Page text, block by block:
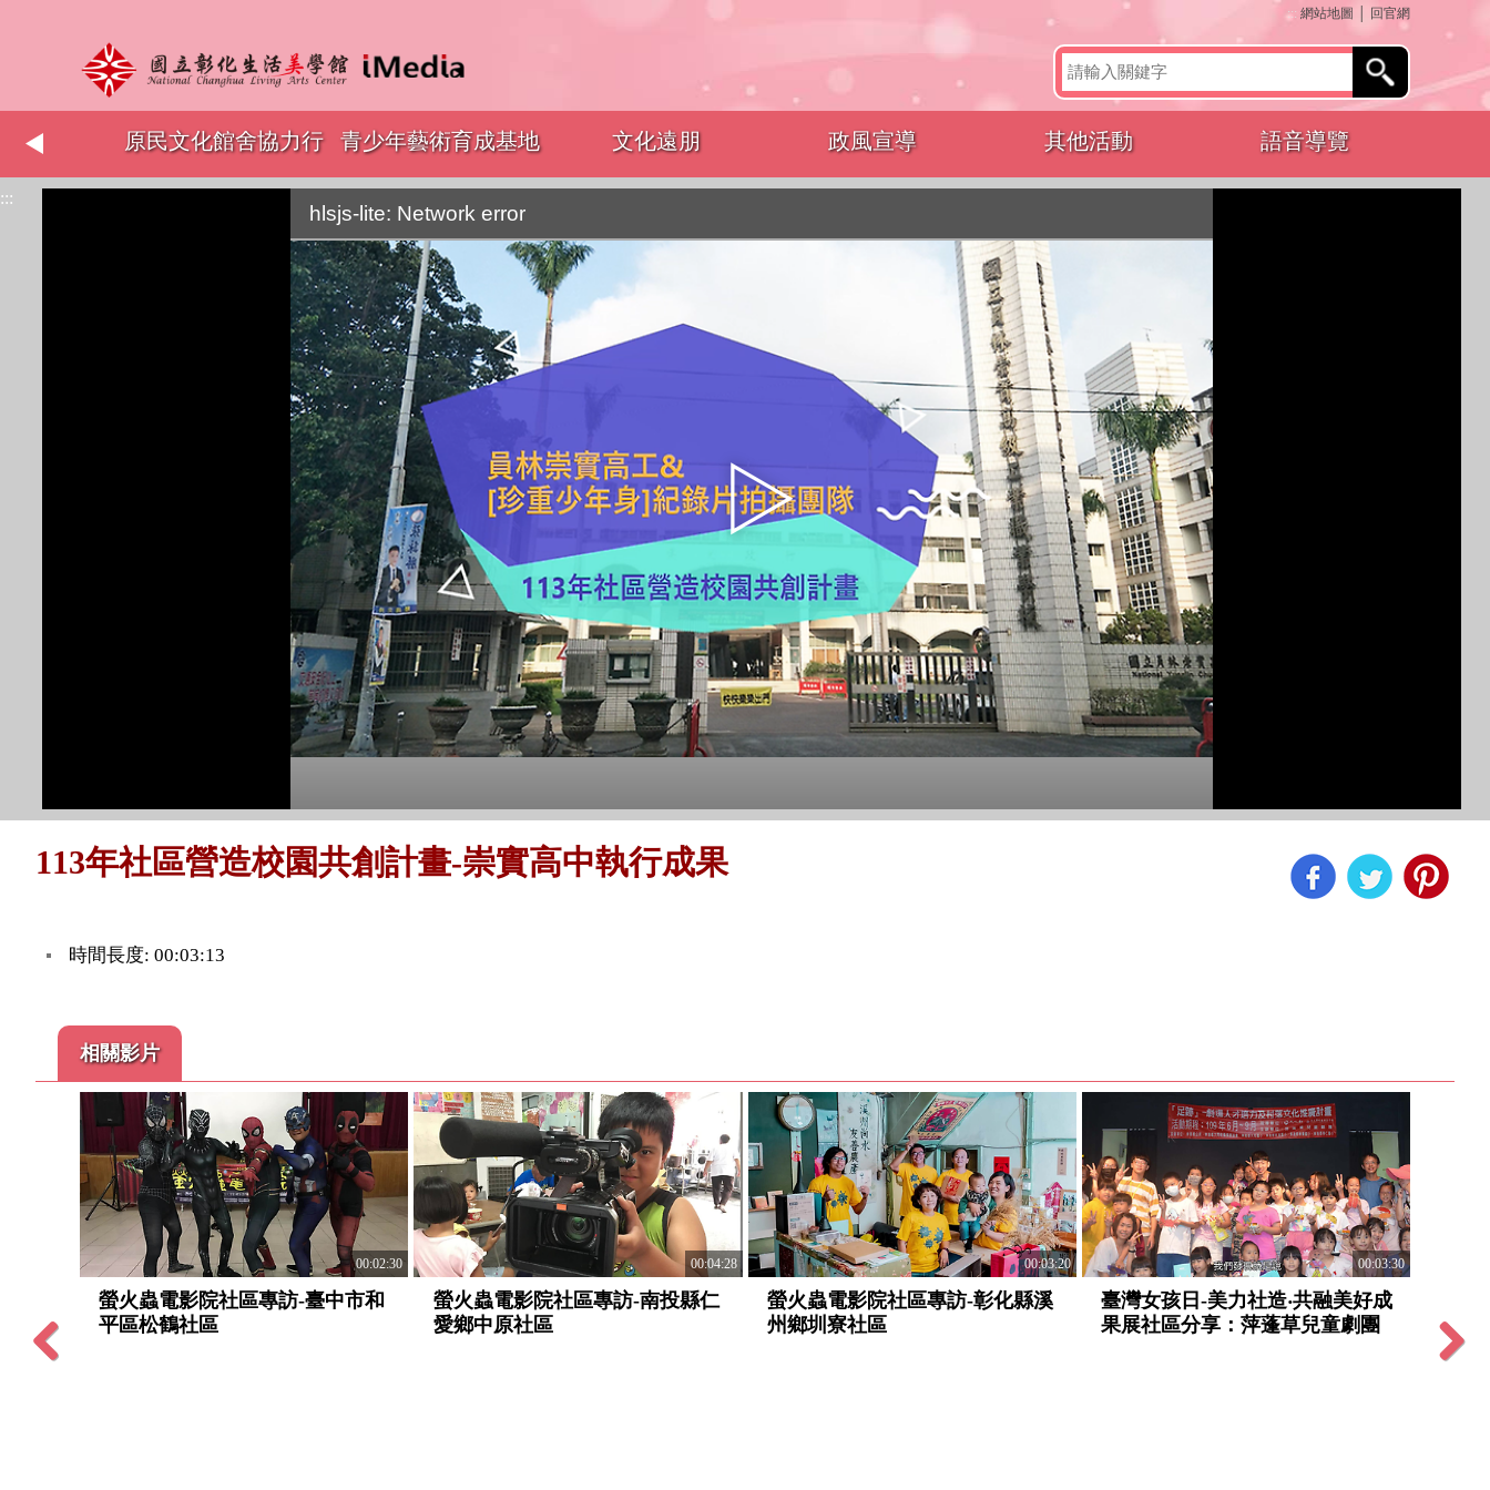
::: 網站地圖 回官網
表揚 原民文化館舍協力行 青少年藝術育成基地 文化遠朋 政風宣導 其他活動 語音導覽
:::
hlsjs-lite: Network error
113年社區營造校園共創計畫-崇實高中執行成果
時間長度: 00:03:13
相關影片
00:02:30
螢火蟲電影院社區專訪-臺中市和
平區松鶴社區
00:04:28
螢火蟲電影院社區專訪-南投縣仁
愛鄉中原社區
00:03:20
螢火蟲電影院社區專訪-彰化縣溪
州鄉圳寮社區
00:03:30
臺灣女孩日-美力社造‧共融美好成
果展社區分享：萍蓬草兒童劇團
果展
主協